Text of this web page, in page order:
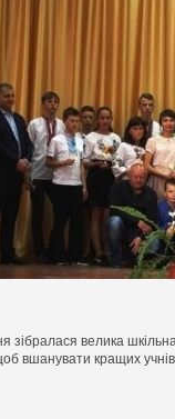
велика
вшанувати кращих